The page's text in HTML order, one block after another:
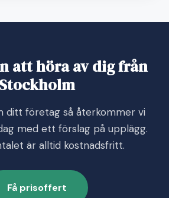
att höra av dig från
Stockholm
ditt företag så återkommer vi
med ett förslag på upplägg.
är alltid kostnadsfritt.
Få prisoffert